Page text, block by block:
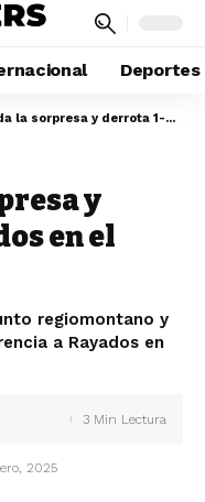
Deportes
y derrota 1-0 a Rayados en el Clausura 2025
y
en el
regiomontano y
a Rayados en
2025
3 Min Lectura